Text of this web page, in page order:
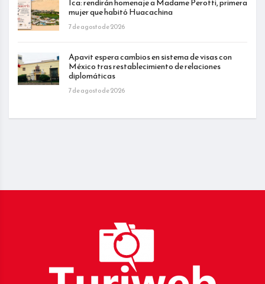
Ica: rendirán homenaje a Madame Perotti, primera
mujer que habitó Huacachina
7 de agosto de 2026
Apavit espera cambios en sistema de visas con
México tras restablecimiento de relaciones
diplomáticas
7 de agosto de 2026